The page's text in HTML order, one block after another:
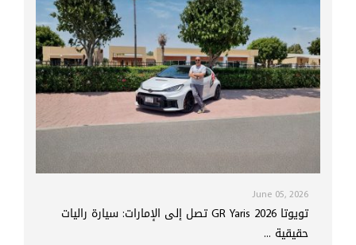
June 05, 2026
تويوتا GR Yaris 2026 تصل إلى الإمارات: سيارة راليات
حقيقية ...